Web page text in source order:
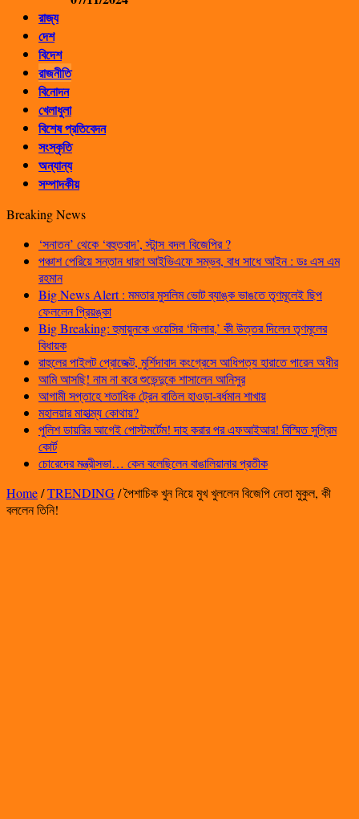
রাজ্য
দেশ
বিদেশ
রাজনীতি
বিনোদন
খেলাধুলা
বিশেষ প্রতিবেদন
সংস্কৃতি
অন্যান্য
সম্পাদকীয়
Breaking News
‘সনাতন’ থেকে ‘বহুতবাদ’, স্টান্স বদল বিজেপির ?
পঞ্চাশ পেরিয়ে সন্তান ধারণ আইভিএফে সম্ভব, বাধ সাধে আইন : ডঃ এস এম
রহমান
Big News Alert : মমতার মুসলিম ভোট ব্যাঙ্ক ভাঙতে তৃণমূলেই ছিপ
ফেললেন প্রিয়ঙ্কা
Big Breaking: হুমায়ুনকে ওয়েসির ‘ফিলার,’ কী উত্তর দিলেন তৃণমূলের
বিধায়ক
রাহুলের পাইলট প্রোজেক্ট, মুর্শিদাবাদ কংগ্রেসে আধিপত্য হারাতে পারেন অধীর
আমি আসছি! নাম না করে শুভেন্দুকে শাসালেন আনিসুর
আগামী সপ্তাহে শতাধিক ট্রেন বাতিল হাওড়া-বর্ধমান শাখায়
মহালয়ার মাহাত্ম্য কোথায়?
পুলিশ ডায়রির আগেই পোস্টমর্টেম! দাহ করার পর এফআইআর! বিস্মিত সুপ্রিম
কোর্ট
চোরেদের মন্ত্রীসভা… কেন বলেছিলেন বাঙালিয়ানার প্রতীক
Home/TRENDING/পৈশাচিক খুন নিয়ে মুখ খুললেন বিজেপি নেতা মুকুল, কী
বললেন তিনি!